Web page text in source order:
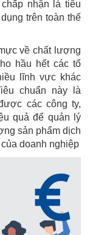
nhận là tiêu
trên toàn thế
về chất lượng
hầu hết các tổ
lĩnh vực khác
chuẩn này là
các công ty,
quả để quản lý
sản phẩm dịch
doanh nghiệp